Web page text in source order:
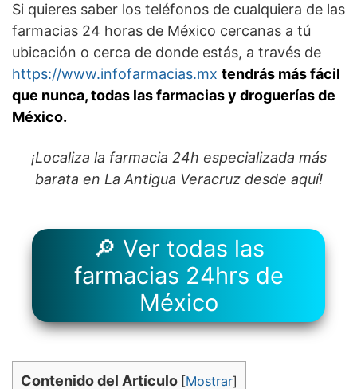
Si quieres saber los teléfonos de cualquiera de las
farmacias 24 horas de México cercanas a tú
ubicación o cerca de donde estás, a través de
https://www.infofarmacias.mx tendrás más fácil
que nunca, todas las farmacias y droguerías de
México.
¡Localiza la farmacia 24h especializada más
barata en La Antigua Veracruz desde aquí!
🔎 Ver todas las
farmacias 24hrs de
México
Contenido del Artículo [Mostrar]